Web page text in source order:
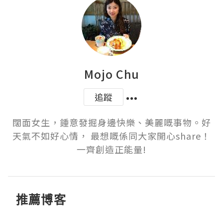
Mojo Chu
追蹤
闊面女生，鍾意發掘身邊快樂、美麗嘅事物。好
天氣不如好心情， 最想嘅係同大家開心share！
一齊創造正能量!
推薦博客